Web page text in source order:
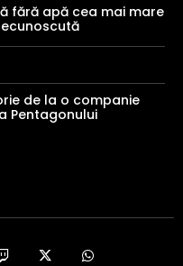
fără apă cea mai mare
de la o companie
Pentagonului